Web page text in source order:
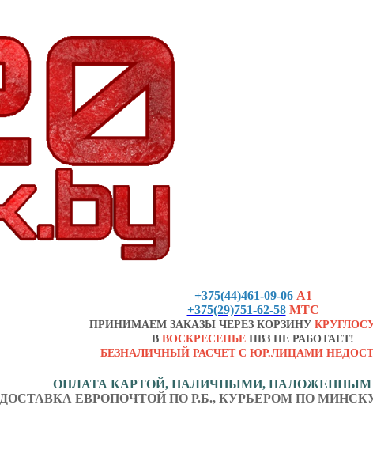
+375(44)461-09-06 А1
+375(29)751-62-58 МТС
ПРИНИМАЕМ ЗАКАЗЫ ЧЕРЕЗ КОРЗИНУ
В ВОСКРЕСЕНЬЕ ПВЗ НЕ РАБОТАЕТ!
БЕЗНАЛИЧНЫЙ РАСЧЕТ С ЮР.ЛИЦАМИ
ОПЛАТА КАРТОЙ, НАЛИЧНЫМИ,
ДОСТАВКА ЕВРОПОЧТОЙ ПО Р.Б., КУРЬЕРОМ ПО